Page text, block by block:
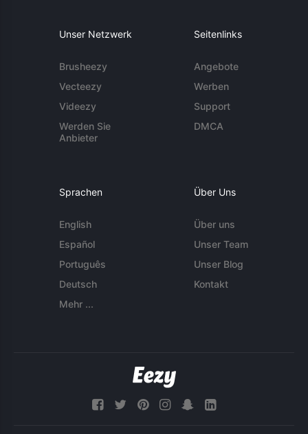
Unser Netzwerk
Brusheezy
Vecteezy
Videezy
Werden Sie
Anbieter
Seitenlinks
Angebote
Werben
Support
DMCA
Sprachen
English
Español
Português
Deutsch
Mehr ...
Über Uns
Über uns
Unser Team
Unser Blog
Kontakt